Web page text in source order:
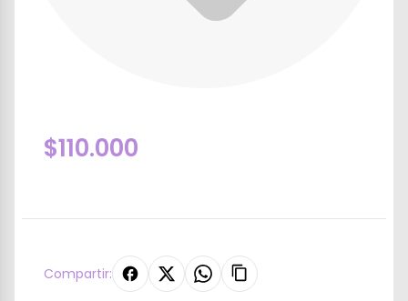
$110.000
Compartir: